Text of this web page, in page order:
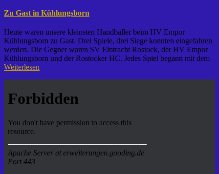
Zu Gast in Kühlungsborn
Heute waren unsere kleinsten Handballer beim HV Empor
Kühlungsborn zu Gast. Drei Spiele, drei Siege konnten eingefahren
werden. Die Gegner waren SV Eintracht Rostock, der HV Empor
Kühlungsborn und der Rostocker HC. Jedes Spiel begann mit dem
Weiterlesen